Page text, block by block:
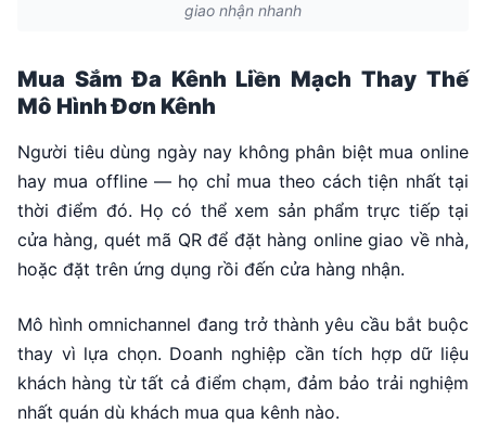
giao nhận nhanh
Mua Sắm Đa Kênh Liền Mạch Thay Thế
Mô Hình Đơn Kênh
Người tiêu dùng ngày nay không phân biệt mua online
hay mua offline — họ chỉ mua theo cách tiện nhất tại
thời điểm đó. Họ có thể xem sản phẩm trực tiếp tại
cửa hàng, quét mã QR để đặt hàng online giao về nhà,
hoặc đặt trên ứng dụng rồi đến cửa hàng nhận.
Mô hình omnichannel đang trở thành yêu cầu bắt buộc
thay vì lựa chọn. Doanh nghiệp cần tích hợp dữ liệu
khách hàng từ tất cả điểm chạm, đảm bảo trải nghiệm
nhất quán dù khách mua qua kênh nào.